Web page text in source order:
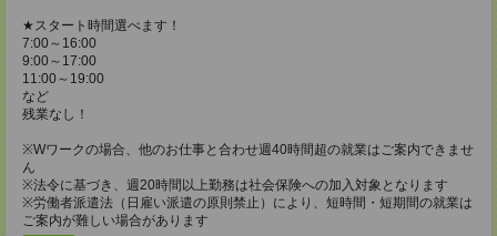
★スタート時間選べます！
7:00～16:00
9:00～17:00
11:00～19:00
など
残業なし！
※Wワークの場合、他のお仕事と合わせ週40時間超の就業はご案内できませ
ん
※法令に基づき、週20時間以上勤務は社会保険への加入対象となります
※労働者派遣法（日雇い派遣の原則禁止）により、短時間・短期間の就業は
ご案内が難しい場合があります